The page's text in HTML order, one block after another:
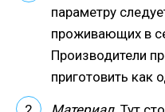
параметру
проживающих в
Производители
приготовить как